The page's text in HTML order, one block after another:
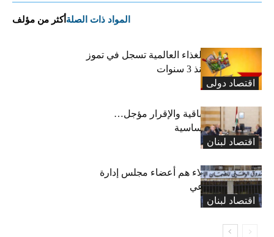
المواد ذات الصلة أكثر من مؤلف
اقتصاد دولی
“الفاو”: أسعار الغذاء العالمية تسجل في تموز
أعلى مستوى منذ 3 سنوات
اقتصاد لبنان
رسوم النفايات باقية والإقرار مؤجل…
واستثناء لمواد أساسية
اقتصاد لبنان
بعد 19 عاماً: هؤلاء هم أعضاء مجلس إدارة
الضمان الاجتماعي